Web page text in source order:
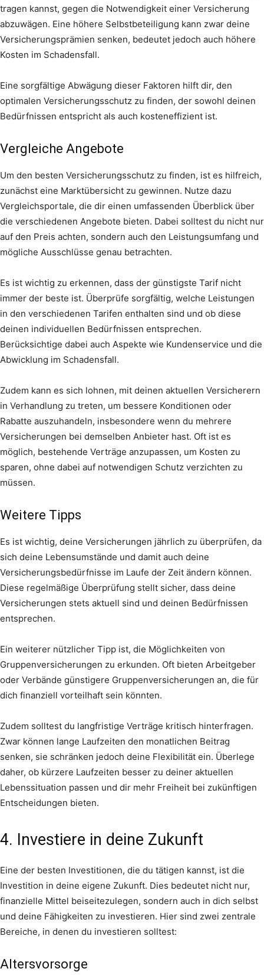
tragen kannst, gegen die Notwendigkeit einer Versicherung
abzuwägen. Eine höhere Selbstbeteiligung kann zwar deine
Versicherungsprämien senken, bedeutet jedoch auch höhere
Kosten im Schadensfall.
Eine sorgfältige Abwägung dieser Faktoren hilft dir, den
optimalen Versicherungsschutz zu finden, der sowohl deinen
Bedürfnissen entspricht als auch kosteneffizient ist.
Vergleiche Angebote
Um den besten Versicherungsschutz zu finden, ist es hilfreich,
zunächst eine Marktübersicht zu gewinnen. Nutze dazu
Vergleichsportale, die dir einen umfassenden Überblick über
die verschiedenen Angebote bieten. Dabei solltest du nicht nur
auf den Preis achten, sondern auch den Leistungsumfang und
mögliche Ausschlüsse genau betrachten.
Es ist wichtig zu erkennen, dass der günstigste Tarif nicht
immer der beste ist. Überprüfe sorgfältig, welche Leistungen
in den verschiedenen Tarifen enthalten sind und ob diese
deinen individuellen Bedürfnissen entsprechen.
Berücksichtige dabei auch Aspekte wie Kundenservice und die
Abwicklung im Schadensfall.
Zudem kann es sich lohnen, mit deinen aktuellen Versicherern
in Verhandlung zu treten, um bessere Konditionen oder
Rabatte auszuhandeln, insbesondere wenn du mehrere
Versicherungen bei demselben Anbieter hast. Oft ist es
möglich, bestehende Verträge anzupassen, um Kosten zu
sparen, ohne dabei auf notwendigen Schutz verzichten zu
müssen.
Weitere Tipps
Es ist wichtig, deine Versicherungen jährlich zu überprüfen, da
sich deine Lebensumstände und damit auch deine
Versicherungsbedürfnisse im Laufe der Zeit ändern können.
Diese regelmäßige Überprüfung stellt sicher, dass deine
Versicherungen stets aktuell sind und deinen Bedürfnissen
entsprechen.
Ein weiterer nützlicher Tipp ist, die Möglichkeiten von
Gruppenversicherungen zu erkunden. Oft bieten Arbeitgeber
oder Verbände günstigere Gruppenversicherungen an, die für
dich finanziell vorteilhaft sein könnten.
Zudem solltest du langfristige Verträge kritisch hinterfragen.
Zwar können lange Laufzeiten den monatlichen Beitrag
senken, sie schränken jedoch deine Flexibilität ein. Überlege
daher, ob kürzere Laufzeiten besser zu deiner aktuellen
Lebenssituation passen und dir mehr Freiheit bei zukünftigen
Entscheidungen bieten.
4. Investiere in deine Zukunft
Eine der besten Investitionen, die du tätigen kannst, ist die
Investition in deine eigene Zukunft. Dies bedeutet nicht nur,
finanzielle Mittel beiseitezulegen, sondern auch in dich selbst
und deine Fähigkeiten zu investieren. Hier sind zwei zentrale
Bereiche, in denen du investieren solltest:
Altersvorsorge